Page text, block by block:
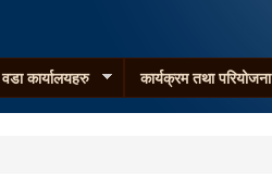
वडा कार्यालयहरु कार्यक्रम तथा परियोजना